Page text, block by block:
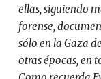
ellas, siguiendo
forense,
sólo en la Gaza
otras épocas, en